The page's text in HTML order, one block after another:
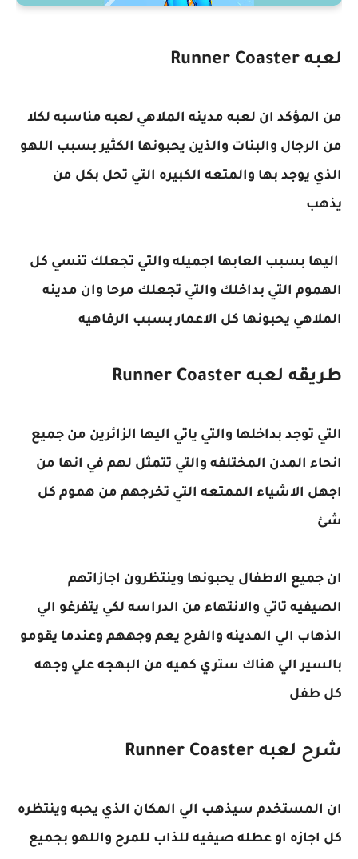
لعبه Runner Coaster
من المؤكد ان لعبه مدينه الملاهي لعبه مناسبه لكلا
من الرجال والبنات والذين يحبونها الكثير بسبب اللهو
الذي يوجد بها والمتعه الكبيره التي تحل بكل من
يذهب
اليها بسبب العابها اجميله والتي تجعلك تنسي كل
الهموم التي بداخلك والتي تجعلك مرحا وان مدينه
الملاهي يحبونها كل الاعمار بسبب الرفاهيه
طريقه لعبه Runner Coaster
التي توجد بداخلها والتي ياتي اليها الزائرين من جميع
انحاء المدن المختلفه والتي تتمثل لهم في انها من
اجهل الاشياء الممتعه التي تخرجهم من هموم كل
شئ
ان جميع الاطفال يحبونها وينتظرون اجازاتهم
الصيفيه تاتي والانتهاء من الدراسه لكي يتفرغو الي
الذهاب الي المدينه والفرح يعم وجههم وعندما يقومو
بالسير الي هناك ستري كميه من البهجه علي وجهه
كل طفل
شرح لعبه Runner Coaster
ان المستخدم سيذهب الي المكان الذي يحبه وينتظره
كل اجازه او عطله صيفيه للذاب للمرح واللهو بجميع